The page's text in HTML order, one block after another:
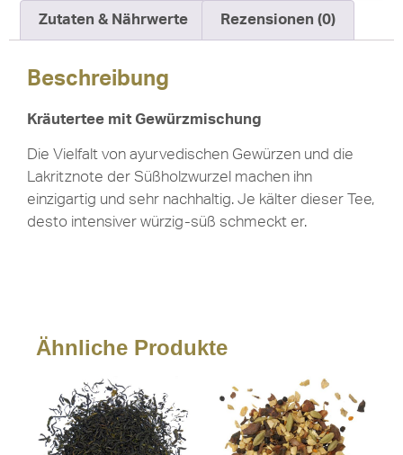
Zutaten & Nährwerte Rezensionen (0)
Beschreibung
Kräutertee mit Gewürzmischung
Die Vielfalt von ayurvedischen Gewürzen und die
Lakritznote der Süßholzwurzel machen ihn
einzigartig und sehr nachhaltig. Je kälter dieser Tee,
desto intensiver würzig-süß schmeckt er.
Ähnliche Produkte